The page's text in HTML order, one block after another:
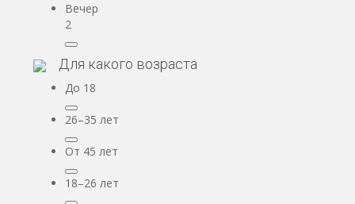
Вечер
2
Для какого возраста
До 18
26–35 лет
От 45 лет
18–26 лет